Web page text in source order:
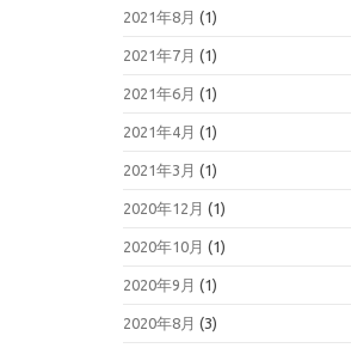
2021年8月 (1)
2021年7月 (1)
2021年6月 (1)
2021年4月 (1)
2021年3月 (1)
2020年12月 (1)
2020年10月 (1)
2020年9月 (1)
2020年8月 (3)